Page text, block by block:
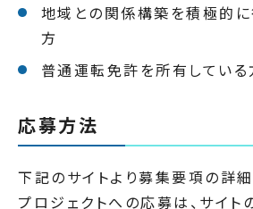
地域との関係構築を積極的に
方
普通運転免許を所有している
応募方法
下記のサイトより募集要項の詳細
プロジェクトへの応募は、サイト